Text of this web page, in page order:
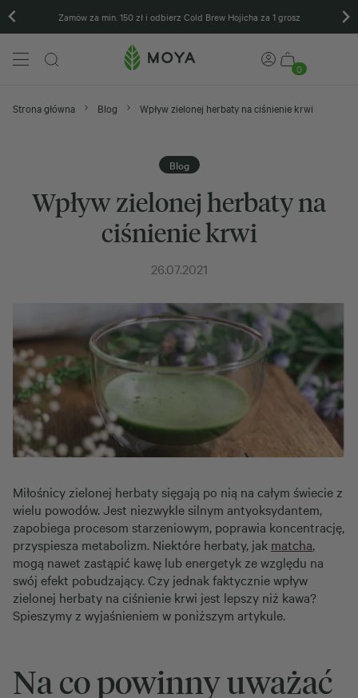
Zamów za min. 150 zł i odbierz Cold Brew Hojicha za 1 grosz
0
Strona główna Blog Wpływ zielonej herbaty na ciśnienie krwi
Blog
Wpływ zielonej herbaty na
ciśnienie krwi
26.07.2021
Miłośnicy zielonej herbaty sięgają po nią na całym świecie z
wielu powodów. Jest niezwykle silnym antyoksydantem,
zapobiega procesom starzeniowym, poprawia koncentrację,
przyspiesza metabolizm. Niektóre herbaty, jak matcha,
mogą nawet zastąpić kawę lub energetyk ze względu na
swój efekt pobudzający. Czy jednak faktycznie wpływ
zielonej herbaty na ciśnienie krwi jest lepszy niż kawa?
Spieszymy z wyjaśnieniem w poniższym artykule.
Na co powinny uważać